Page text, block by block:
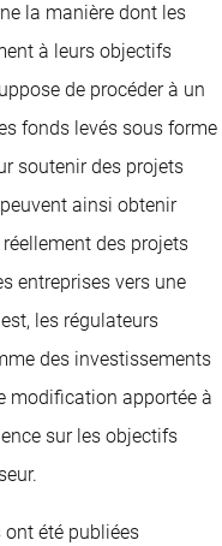
la manière dont les
à leurs objectifs
de procéder à un
fonds levés sous forme
soutenir des projets
ainsi obtenir
des projets
entreprises vers une
les régulateurs
des investissements
modification apportée à
sur les objectifs
ont été publiées